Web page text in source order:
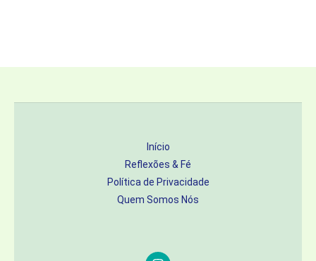
Início
Reflexões & Fé
Política de Privacidade
Quem Somos Nós